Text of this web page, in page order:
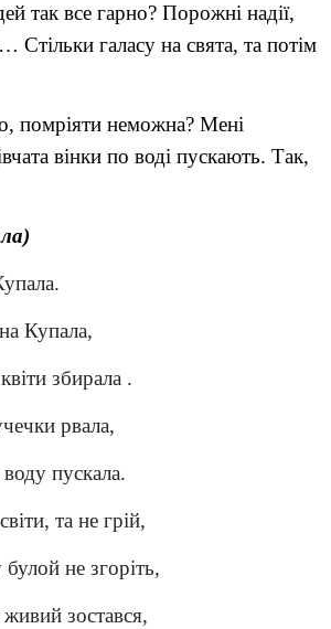
так все гарно? Порожні надії,
Стільки галасу на свята, та потім
помріяти неможна? Мені
вінки по воді пускають. Так,
Купала,
збирала .
рвала,
пускала.
та не грій,
не згоріть,
зостався,